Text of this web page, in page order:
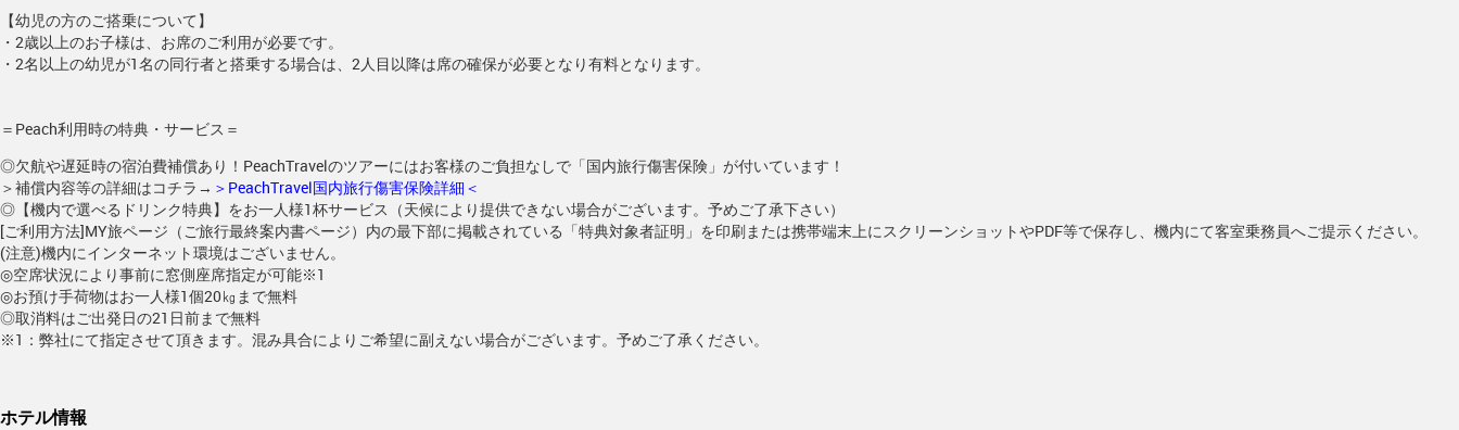
【幼児の方のご搭乗について】
・2歳以上のお子様は、お席のご利用が必要です。
・2名以上の幼児が1名の同行者と搭乗する場合は、2人目以降は席の確保が必要となり有料となります。
＝Peach利用時の特典・サービス＝
◎欠航や遅延時の宿泊費補償あり！PeachTravelのツアーにはお客様のご負担なしで「国内旅行傷害保険」が付いています！
＞補償内容等の詳細はコチラ→ ＞PeachTravel国内旅行傷害保険詳細＜
◎【機内で選べるドリンク特典】をお一人様1杯サービス（天候により提供できない場合がございます。予めご了承下さい）
[ご利用方法]MY旅ページ（ご旅行最終案内書ページ）内の最下部に掲載されている「特典対象者証明」を印刷または携帯端末上にスクリーンショットやPDF等で保存し、機内にて客室乗務員へご提示ください。
(注意)機内にインターネット環境はございません。
◎空席状況により事前に窓側座席指定が可能※1
◎お預け手荷物はお一人様1個20㎏まで無料
◎取消料はご出発日の21日前まで無料
※1：弊社にて指定させて頂きます。混み具合によりご希望に副えない場合がございます。予めご了承ください。
ホテル情報